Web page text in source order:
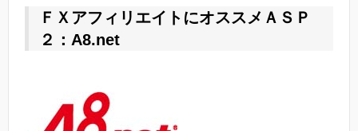
ＦＸアフィリエイトにオススメＡＳＰ
２：A8.net